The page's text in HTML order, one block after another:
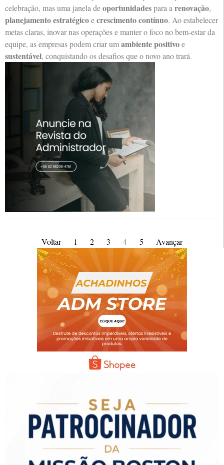
celebração, mas uma janela deoportunidadespara a renovação,
planejamento estratégicoecrescimento contínuo. Ao estabelecer
metas claras, inovar nas operações e manter o foco no bem-estar da
equipe, as empresas podem criar umambiente positivoe
sustentável, conquistando os desafios que o novo ano trará.
Voltar 1 2 3 4 5 Avançar